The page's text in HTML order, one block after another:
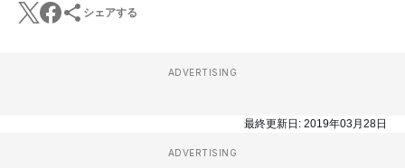
シェアする
ADVERTISING
最終更新日: 2019年03月28日
ADVERTISING